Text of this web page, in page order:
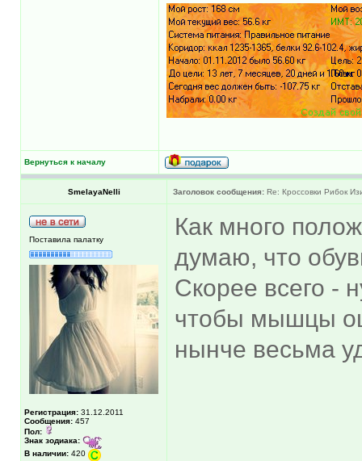
Вернуться к началу
SmelayaNelli Заголовок сообщения: Re: Кроссовки Рибок
Поставила палатку
Регистрация: 31.12.2011
Сообщения: 457
Пол:
Знак зодиака:
В наличии: 420
Как много
думаю, что
Скорее всего -
чтобы мышцы
нынче весьма